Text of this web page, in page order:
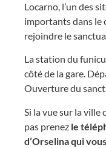
Locarno, l’un des
importants dans le
rejoindre le
La station du
côté de la gare.
Ouverture du
Si la vue sur la ville
pas prenez le
d’Orselina qui